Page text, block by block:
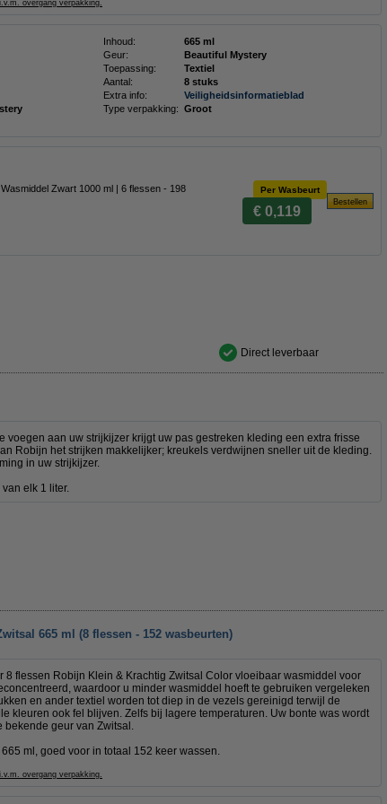
overgang verpakking.
Inhoud:
665 ml
Geur:
Beautiful Mystery
Toepassing:
Textiel
Aantal:
8 stuks
Extra info:
Veiligheidsinformatieblad
Type verpakking: Groot
Zwart 1000 ml | 6 flessen - 198
Per Wasbeurt
€ 0,119
Direct leverbaar
voegen aan uw strijkijzer krijgt uw pas gestreken kleding een extra frisse
Robijn het strijken makkelijker; kreukels verdwijnen sneller uit de kleding.
in uw strijkijzer.
elk 1 liter.
665 ml (8 flessen - 152 wasbeurten)
8 flessen Robijn Klein & Krachtig Zwitsal Color vloeibaar wasmiddel voor
waardoor u minder wasmiddel hoeft te gebruiken vergeleken
en ander textiel worden tot diep in de vezels gereinigd terwijl de
kleuren ook fel blijven. Zelfs bij lagere temperaturen. Uw bonte was wordt
bekende geur van Zwitsal.
ml, goed voor in totaal 152 keer wassen.
overgang verpakking.